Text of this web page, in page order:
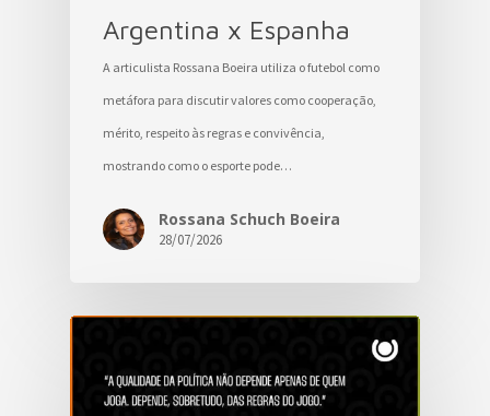
Argentina x Espanha
A articulista Rossana Boeira utiliza o futebol como
metáfora para discutir valores como cooperação,
mérito, respeito às regras e convivência,
mostrando como o esporte pode…
Rossana Schuch Boeira
28/07/2026